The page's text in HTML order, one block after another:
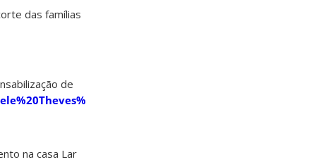
das famílias
de
na casa Lar